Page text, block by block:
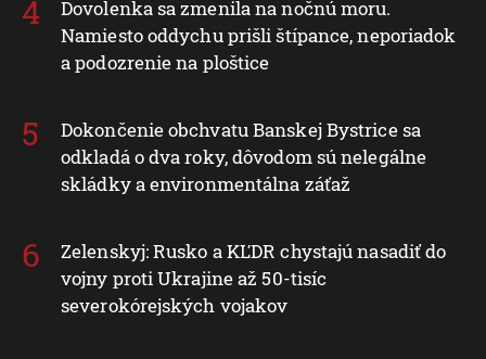
Dovolenka sa zmenila na nočnú moru.
Namiesto oddychu prišli štípance, neporiadok
a podozrenie na ploštice
Dokončenie obchvatu Banskej Bystrice sa
odkladá o dva roky, dôvodom sú nelegálne
skládky a environmentálna záťaž
Zelenskyj: Rusko a KĽDR chystajú nasadiť do
vojny proti Ukrajine až 50-tisíc
severokórejských vojakov